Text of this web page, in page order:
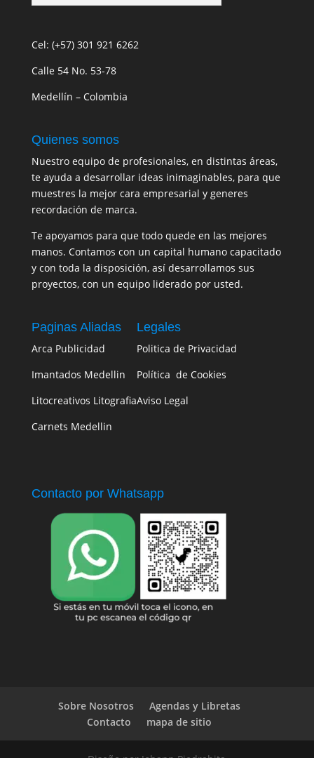
Cel: (+57) 301 921 6262
Calle 54 No. 53-78
Medellín – Colombia
Quienes somos
Nuestro equipo de profesionales, en distintas áreas,
te ayuda a desarrollar ideas inimaginables, para que
muestres la mejor cara empresarial y generes
recordación de marca.
Te apoyamos para que todo quede en las mejores
manos. Contamos con un capital humano capacitado
y con toda la disposición, así desarrollamos sus
proyectos, con un equipo liderado por usted.
Paginas Aliadas
Arca Publicidad
Imantados Medellin
Litocreativos Litografia
Carnets Medellin
Legales
Politica de Privacidad
Política de Cookies
Aviso Legal
Contacto por Whatsapp
Sobre Nosotros
Agendas y Libretas
Contacto
mapa de sitio